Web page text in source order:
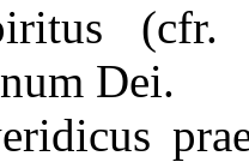
(cfr.
Dei.